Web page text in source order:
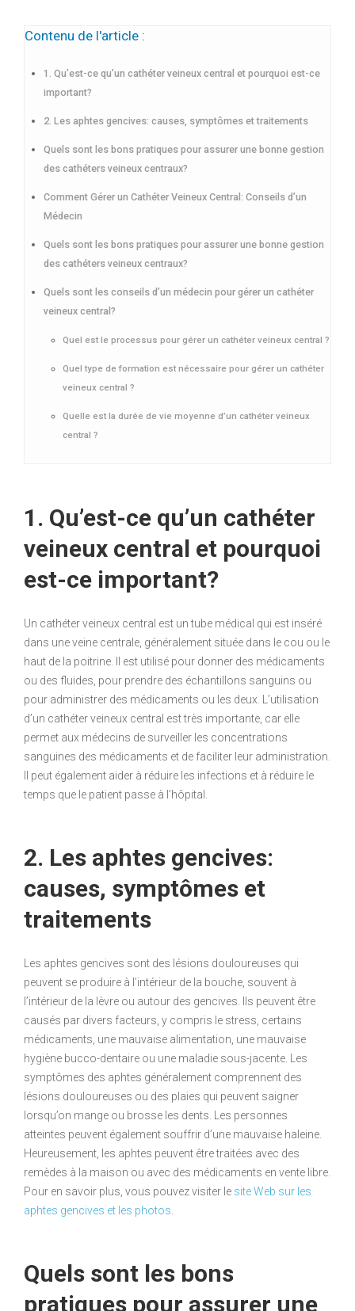
Contenu de l'article :
1. Qu’est-ce qu’un cathéter veineux central et pourquoi est-ce
important?
2. Les aphtes gencives: causes, symptômes et traitements
Quels sont les bons pratiques pour assurer une bonne gestion
des cathéters veineux centraux?
Comment Gérer un Cathéter Veineux Central: Conseils d’un
Médecin
Quels sont les bons pratiques pour assurer une bonne gestion
des cathéters veineux centraux?
Quels sont les conseils d’un médecin pour gérer un cathéter
veineux central?
Quel est le processus pour gérer un cathéter veineux central ?
Quel type de formation est nécessaire pour gérer un cathéter
veineux central ?
Quelle est la durée de vie moyenne d’un cathéter veineux
central ?
1. Qu’est-ce qu’un cathéter
veineux central et pourquoi
est-ce important?
Un cathéter veineux central est un tube médical qui est inséré
dans une veine centrale, généralement située dans le cou ou le
haut de la poitrine. Il est utilisé pour donner des médicaments
ou des fluides, pour prendre des échantillons sanguins ou
pour administrer des médicaments ou les deux. L’utilisation
d’un cathéter veineux central est très importante, car elle
permet aux médecins de surveiller les concentrations
sanguines des médicaments et de faciliter leur administration.
Il peut également aider à réduire les infections et à réduire le
temps que le patient passe à l’hôpital.
2. Les aphtes gencives:
causes, symptômes et
traitements
Les aphtes gencives sont des lésions douloureuses qui
peuvent se produire à l’intérieur de la bouche, souvent à
l’intérieur de la lèvre ou autour des gencives. Ils peuvent être
causés par divers facteurs, y compris le stress, certains
médicaments, une mauvaise alimentation, une mauvaise
hygiène bucco-dentaire ou une maladie sous-jacente. Les
symptômes des aphtes généralement comprennent des
lésions douloureuses ou des plaies qui peuvent saigner
lorsqu’on mange ou brosse les dents. Les personnes
atteintes peuvent également souffrir d’une mauvaise haleine.
Heureusement, les aphtes peuvent être traitées avec des
remèdes à la maison ou avec des médicaments en vente libre.
Pour en savoir plus, vous pouvez visiter le site Web sur les
aphtes gencives et les photos.
Quels sont les bons
pratiques pour assurer une